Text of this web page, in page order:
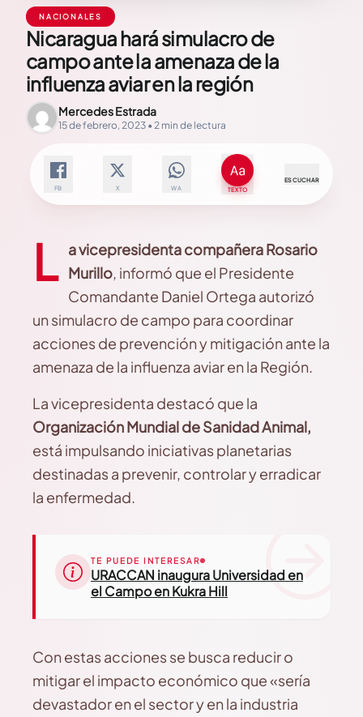
NACIONALES
Nicaragua hará simulacro de
campo ante la amenaza de la
influenza aviar en la región
Mercedes Estrada
15 de febrero, 2023 • 2 min de lectura
FB X WA TEXTO
ESCUCHAR
L a vicepresidenta compañera Rosario
Murillo, informó que el Presidente
Comandante Daniel Ortega autorizó
un simulacro de campo para coordinar
acciones de prevención y mitigación ante la
amenaza de la influenza aviar en la Región.
La vicepresidenta destacó que la
Organización Mundial de Sanidad Animal,
está impulsando iniciativas planetarias
destinadas a prevenir, controlar y erradicar
la enfermedad.
TE PUEDE INTERESAR
URACCAN inaugura Universidad en
el Campo en Kukra Hill
Con estas acciones se busca reducir o
mitigar el impacto económico que «sería
devastador en el sector y en la industria